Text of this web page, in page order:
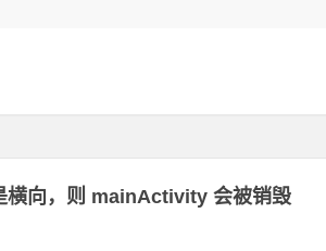
向，则 mainActivity 会被销毁